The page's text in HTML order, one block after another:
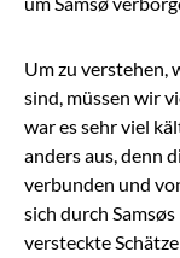
Um zu verstehen,
sind, müssen wir
war es sehr viel
anders aus, denn
verbunden und
sich durch
versteckte